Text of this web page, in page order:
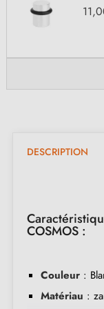
DESCRIPTION
COSMOS :
Couleur :
Matériau :